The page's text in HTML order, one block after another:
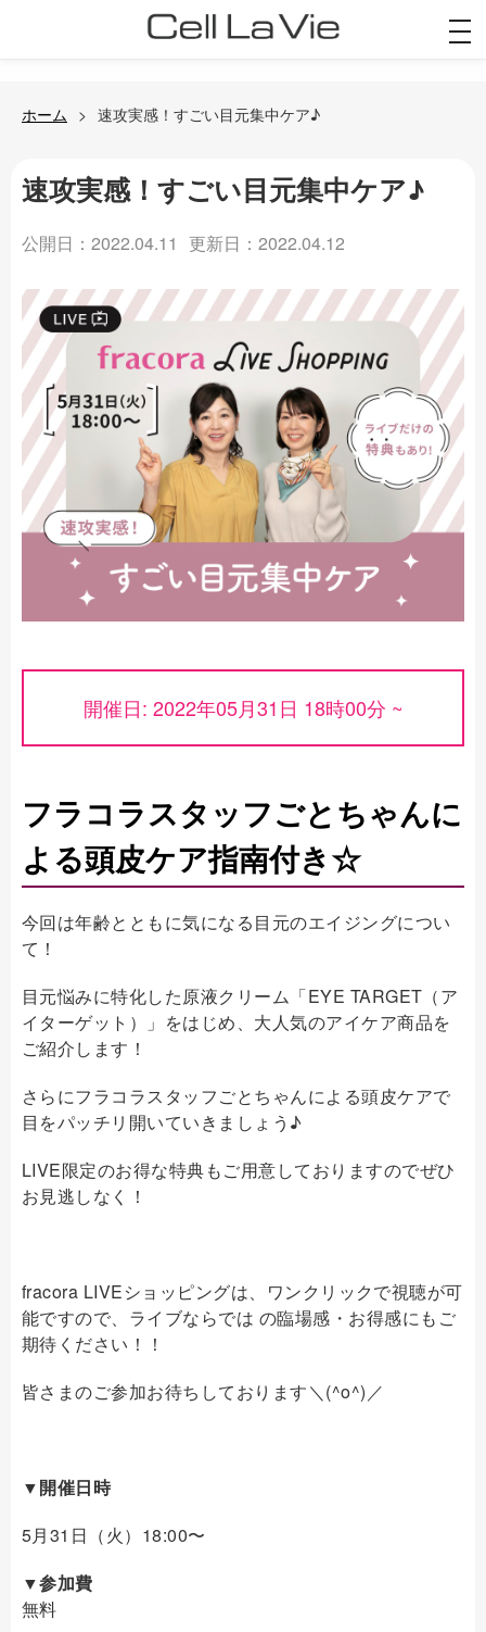
ホーム 速攻実感！すごい目元集中ケア♪
速攻実感！すごい目元集中ケア♪
公開日：2022.04.11 更新日：2022.04.12
開催日: 2022年05月31日 18時00分 ~
フラコラスタッフごとちゃんに
よる頭皮ケア指南付き☆
今回は年齢とともに気になる目元のエイジングについ
て！
目元悩みに特化した原液クリーム「EYE TARGET（ア
イターゲット）」をはじめ、大人気のアイケア商品を
ご紹介します！
さらにフラコラスタッフごとちゃんによる頭皮ケアで
目をパッチリ開いていきましょう♪
LIVE限定のお得な特典もご用意しておりますのでぜひ
お見逃しなく！
fracora LIVEショッピングは、ワンクリックで視聴が可
能ですので、ライブならでは の臨場感・お得感にもご
期待ください！！
皆さまのご参加お待ちしております＼(^o^)／
▼開催日時
5月31日（火）18:00〜
▼参加費
無料